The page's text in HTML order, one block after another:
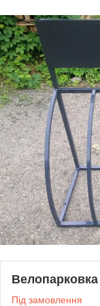
Під замовлення